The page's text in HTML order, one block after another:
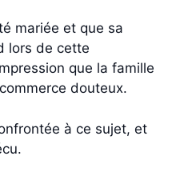
mariée et que sa
lors de cette
que la famille
douteux.
à ce sujet, et